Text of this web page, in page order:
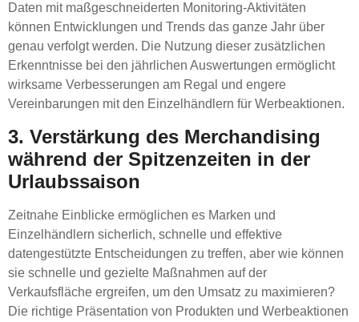
Daten mit maßgeschneiderten Monitoring-Aktivitäten
können Entwicklungen und Trends das ganze Jahr über
genau verfolgt werden. Die Nutzung dieser zusätzlichen
Erkenntnisse bei den jährlichen Auswertungen ermöglicht
wirksame Verbesserungen am Regal und engere
Vereinbarungen mit den Einzelhändlern für Werbeaktionen.
3. Verstärkung des Merchandising
während der Spitzenzeiten in der
Urlaubssaison
Zeitnahe Einblicke ermöglichen es Marken und
Einzelhändlern sicherlich, schnelle und effektive
datengestützte Entscheidungen zu treffen, aber wie können
sie schnelle und gezielte Maßnahmen auf der
Verkaufsfläche ergreifen, um den Umsatz zu maximieren?
Die richtige Präsentation von Produkten und Werbeaktionen